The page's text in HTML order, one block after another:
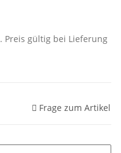
. Preis gültig bei Lieferung
Frage zum Artikel